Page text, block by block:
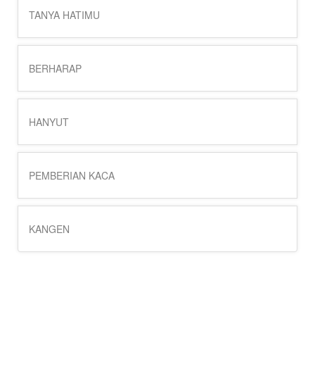
TANYA HATIMU
BERHARAP
HANYUT
PEMBERIAN KACA
KANGEN